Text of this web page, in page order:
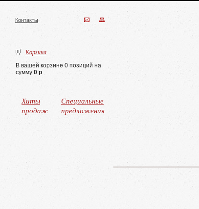
Контакты
Корзина
В вашей корзине 0 позиций на
сумму 0 р.
Хиты
продаж
Специальные
предложения